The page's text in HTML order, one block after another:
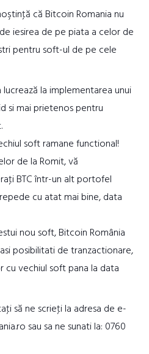
că Bitcoin Romania nu
iesirea de pe piata a celor de
pentru soft-ul de pe cele
la implementarea unui
si mai prietenos pentru
soft ramane functional!
de la Romit, vă
BTC într-un alt portofel
cu atat mai bine, data
nou soft, Bitcoin România
posibilitati de tranzactionare,
cu vechiul soft pana la data
să ne scrieţi la adresa de e-
sau sa ne sunati la: 0760